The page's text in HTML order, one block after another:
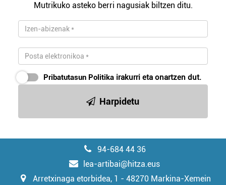
Mutrikuko asteko berri nagusiak biltzen ditu.
Pribatutasun Politika irakurri eta onartzen dut.
Harpidetu
94-684 44 36
lea-artibai@hitza.eus
Arretxinaga etorbidea, 1 - 48270 Markina-Xemein